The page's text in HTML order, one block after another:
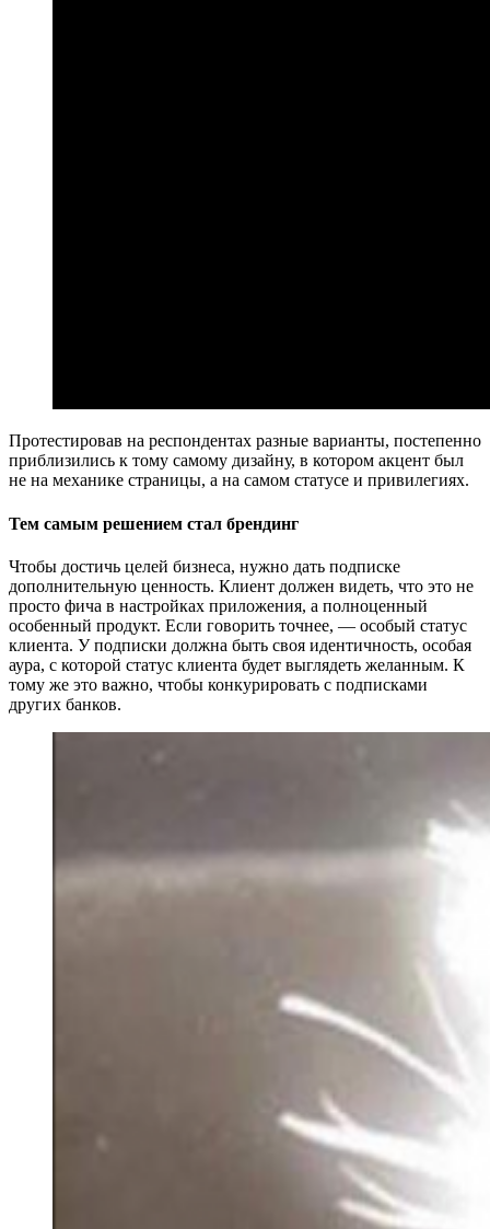
Протестировав на респондентах разные варианты, постепенно
приблизились к тому самому дизайну, в котором акцент был
не на механике страницы, а на самом статусе и привилегиях.
Тем самым решением стал брендинг
Чтобы достичь целей бизнеса, нужно дать подписке
дополнительную ценность. Клиент должен видеть, что это не
просто фича в настройках приложения, а полноценный
особенный продукт. Если говорить точнее, — особый статус
клиента. У подписки должна быть своя идентичность, особая
аура, с которой статус клиента будет выглядеть желанным. К
тому же это важно, чтобы конкурировать с подписками
других банков.